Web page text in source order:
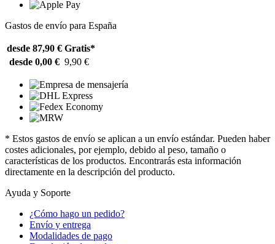
Gastos de envío para España
desde 87,90 € Gratis*
desde 0,00 € 9,90 €
* Estos gastos de envío se aplican a un envío estándar. Pueden haber
costes adicionales, por ejemplo, debido al peso, tamaño o
características de los productos. Encontrarás esta información
directamente en la descripción del producto.
Ayuda y Soporte
¿Cómo hago un pedido?
Envío y entrega
Modalidades de pago